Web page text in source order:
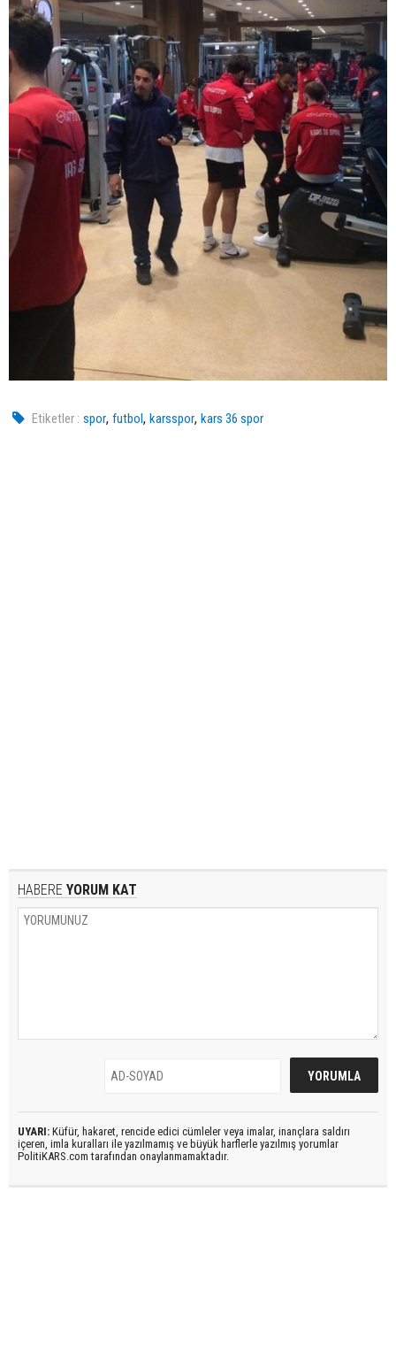
Etiketler : spor,futbol,karsspor,kars 36 spor
HABERE YORUM KAT
UYARI: Küfür, hakaret, rencide edici cümleler veya imalar, inançlara saldırı
içeren, imla kuralları ile yazılmamış ve büyük harflerle yazılmış yorumlar
PolitiKARS.com tarafından onaylanmamaktadır.